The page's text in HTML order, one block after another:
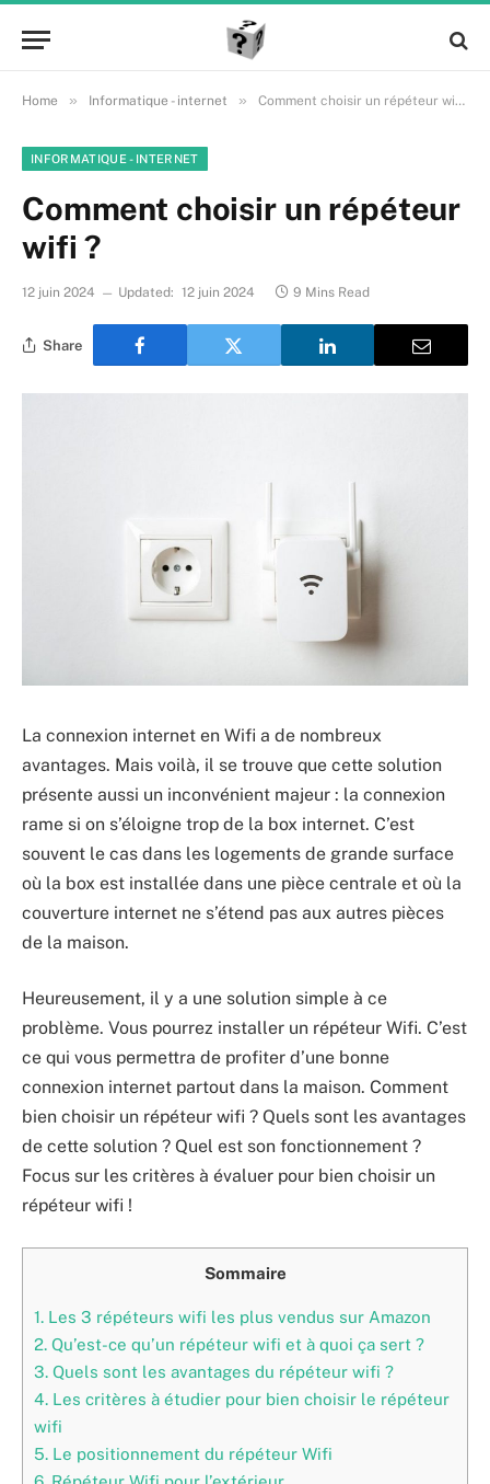
Home » Informatique - internet » Comment choisir un répéteur wifi ?
INFORMATIQUE - INTERNET
Comment choisir un répéteur
wifi ?
12 juin 2024 Updated: 12 juin 2024 9 Mins Read
Share
La connexion internet en Wifi a de nombreux
avantages. Mais voilà, il se trouve que cette solution
présente aussi un inconvénient majeur : la connexion
rame si on s’éloigne trop de la box internet. C’est
souvent le cas dans les logements de grande surface
où la box est installée dans une pièce centrale et où la
couverture internet ne s’étend pas aux autres pièces
de la maison.
Heureusement, il y a une solution simple à ce
problème. Vous pourrez installer un répéteur Wifi. C’est
ce qui vous permettra de profiter d’une bonne
connexion internet partout dans la maison. Comment
bien choisir un répéteur wifi ? Quels sont les avantages
de cette solution ? Quel est son fonctionnement ?
Focus sur les critères à évaluer pour bien choisir un
répéteur wifi !
Sommaire
1. Les 3 répéteurs wifi les plus vendus sur Amazon
2. Qu’est-ce qu’un répéteur wifi et à quoi ça sert ?
3. Quels sont les avantages du répéteur wifi ?
4. Les critères à étudier pour bien choisir le répéteur
wifi
5. Le positionnement du répéteur Wifi